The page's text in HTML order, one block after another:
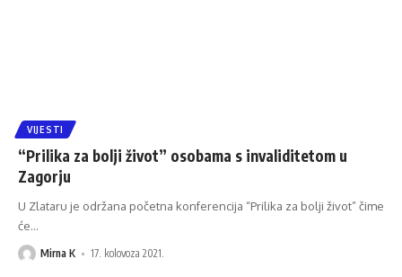
VIJESTI
“Prilika za bolji život” osobama s invaliditetom u
Zagorju
U Zlataru je održana početna konferencija “Prilika za bolji život” čime
će…
Mirna K 17. kolovoza 2021.